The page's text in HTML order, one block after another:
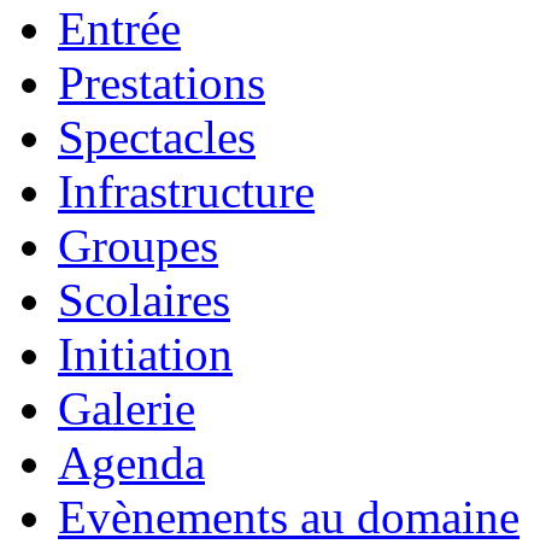
Entrée
Prestations
Spectacles
Infrastructure
Groupes
Scolaires
Initiation
Galerie
Agenda
Evènements au domaine